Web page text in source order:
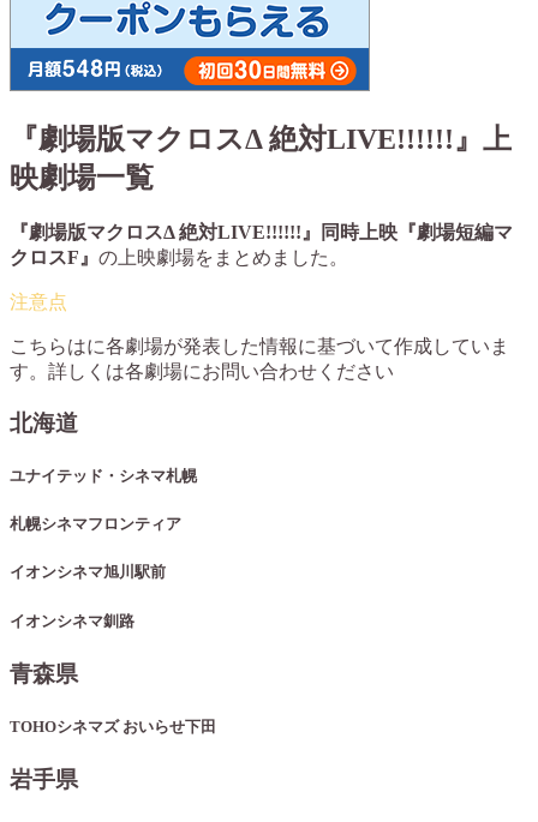
『劇場版マクロスΔ 絶対LIVE!!!!!!』上
映劇場一覧
『劇場版マクロスΔ 絶対LIVE!!!!!!』同時上映『劇場短編マ
クロスF』 の上映劇場をまとめました。
こちらはに各劇場が発表した情報に基づいて作成していま
す。詳しくは各劇場にお問い合わせください
北海道
ユナイテッド・シネマ札幌
札幌シネマフロンティア
イオンシネマ旭川駅前
イオンシネマ釧路
青森県
TOHOシネマズ おいらせ下田
岩手県